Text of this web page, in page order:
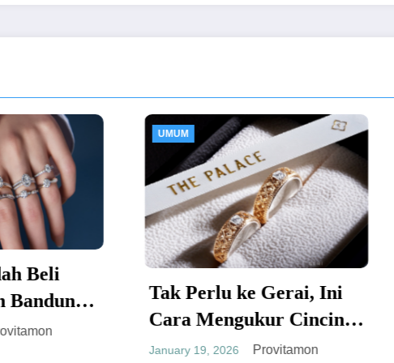
UMUM
Tak Perlu ke Gerai, Ini
Cara Mengukur Cincin
Sendiri yang Akurat
Provitamon
UMUM
Kesalahan